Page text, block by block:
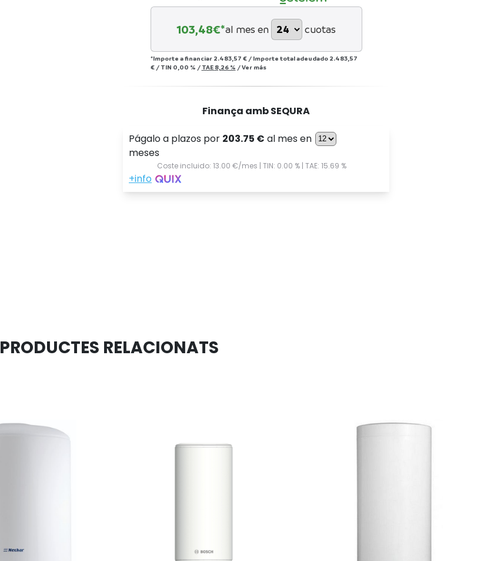
103,48€*al mes en cuotas
*Importe a financiar 2.483,57 € / Importe total adeudado 2.483,57
€/ TIN 0,00 % / TAE 8,26 % /Ver más
Finança amb SEQURA
PRODUCTES RELACIONATS